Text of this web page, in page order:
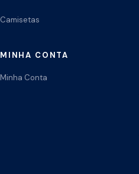
Camisetas
MINHA CONTA
Minha Conta